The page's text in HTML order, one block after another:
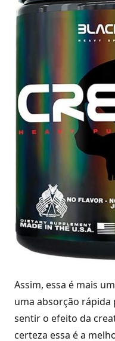
Assim, essa é mais
uma absorção rápida
sentir o efeito da
certeza essa é a